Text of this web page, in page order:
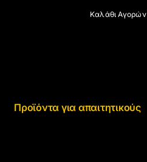
Καλάθι Αγορών
Προϊόντα για απαιτητικούς